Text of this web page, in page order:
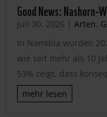
Good News: Nashorn-
Juli 30, 2026 | Arten,
In Namibia wurden
wie seit mehr als 10
53% zeigt, dass
mehr lesen